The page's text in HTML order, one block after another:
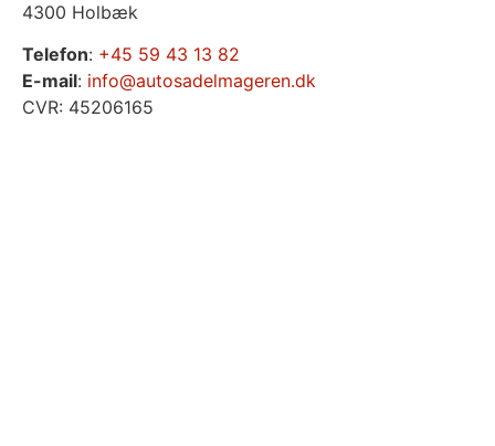
4300 Holbæk
Telefon: +45 59 43 13 82
E-mail: info@autosadelmageren.dk
CVR: 45206165